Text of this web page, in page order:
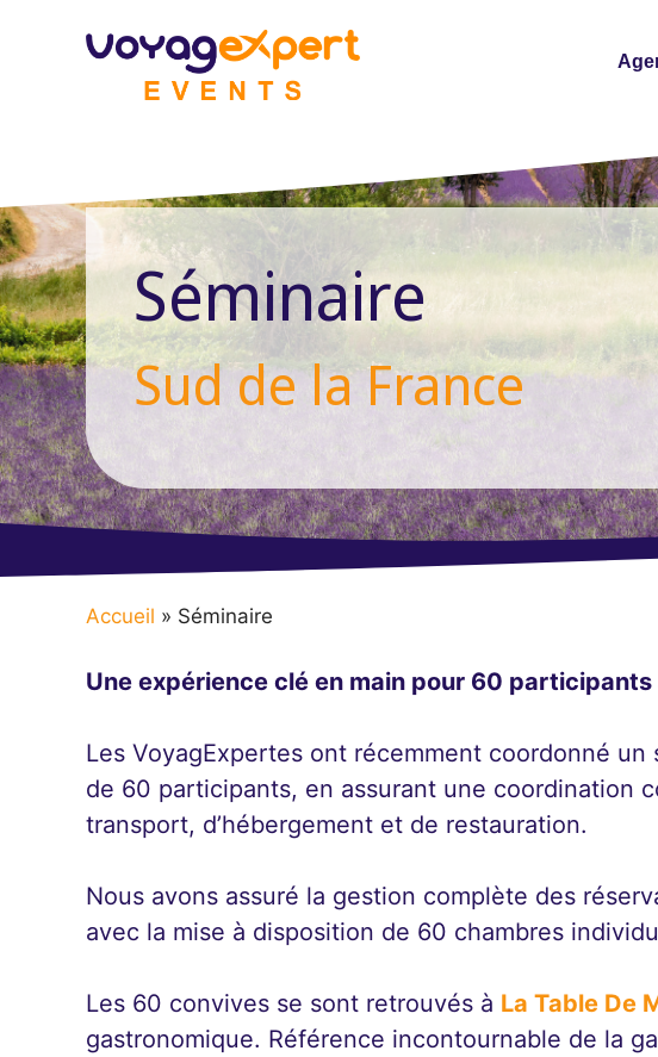
Séminaire
Sud de la France
Accueil » Séminaire
Une expérience clé en main pour 60 participants
Les VoyagExpertes ont récemment coordonné
de 60 participants, en assurant une coordination
transport, d’hébergement et de restauration.
Nous avons assuré la gestion complète des
avec la mise à disposition de 60 chambres
Les 60 convives se sont retrouvés à La Table De
gastronomique. Référence incontournable de la